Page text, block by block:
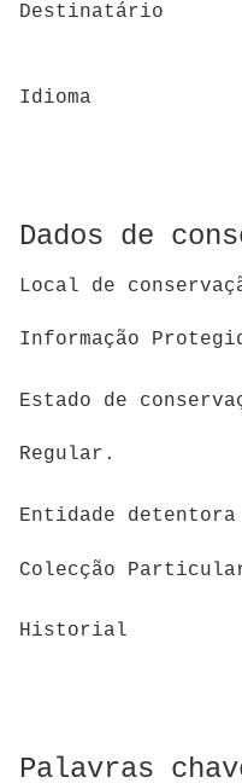
Destinatário
Idioma
Dados de
Local de
Informação
Estado de
Regular.
Entidade detentora
Colecção
Historial
Palavras